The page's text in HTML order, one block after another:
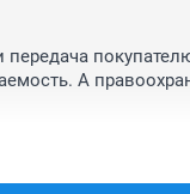
А